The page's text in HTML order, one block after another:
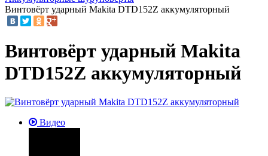
Винтовёрт ударный Makita DTD152Z аккумуляторный
Винтовёрт ударный Makita
DTD152Z аккумуляторный
Видео